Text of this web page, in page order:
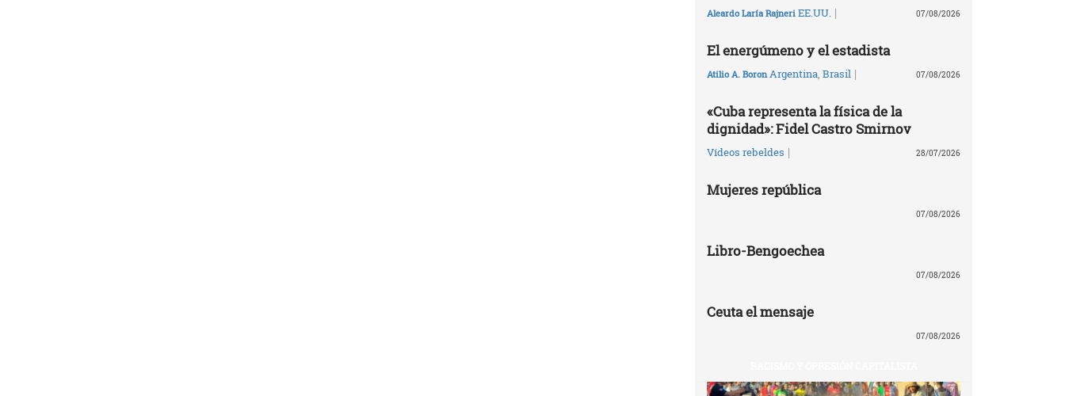
Aleardo Laría Rajneri EE.UU. | 07/08/2026
El energúmeno y el estadista
Atilio A. Boron Argentina Brasil | 07/08/2026
«Cuba representa la física de la
dignidad»: Fidel Castro Smirnov
Vídeos rebeldes | 28/07/2026
Mujeres república
07/08/2026
Libro-Bengoechea
07/08/2026
Ceuta el mensaje
07/08/2026